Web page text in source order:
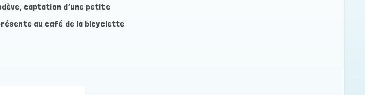
captation d’une petite
au café de la bicyclette